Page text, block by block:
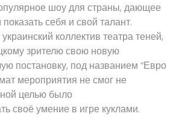
шоу для страны, дающее
себя и свой талант.
коллектив театра теней,
зрителю свою новую
постановку, под названием “Евро
мероприятия не смог не
целью было
своё умение в игре куклами.